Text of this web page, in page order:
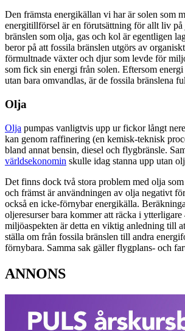
Den främsta energikällan vi har är solen som
energitillförsel är en förutsättning för allt liv på
bränslen som olja, gas och kol är egentligen
beror på att fossila bränslen utgörs av
förmultnade växter och djur som levde för
som fick sin energi från solen. Eftersom
utan bara omvandlas, är de fossila bränslena
Olja
Olja pumpas vanligtvis upp ur fickor långt
kan genom raffinering (en kemisk-teknisk
bland annat bensin, diesel och flygbränsle.
världsekonomin skulle idag stanna upp utan
Det finns dock två stora problem med olja
och främst är användningen av olja negativt
också en icke-förnybar energikälla.
oljeresurser bara kommer att räcka i
miljöaspekten är detta en viktig anledning till
ställa om från fossila bränslen till andra
förnybara. Samma sak gäller flygplans- och
ANNONS